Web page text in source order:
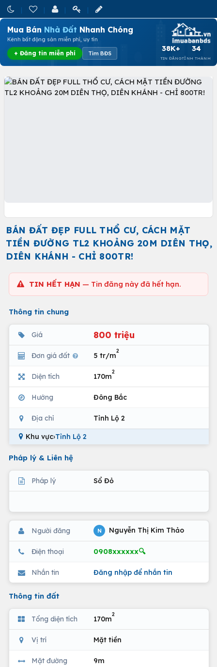
Mua Bán Nhà Đất Nhanh Chóng
Kênh bất động sản miễn phí, uy tín
+ Đăng tin miễn phí Tìm BĐS
38K+
TIN ĐĂNG
34
TỈNH THÀNH
BÁN ĐẤT ĐẸP FULL THỔ CƯ, CÁCH MẶT
TIỀN ĐƯỜNG TL2 KHOẢNG 20M DIÊN THỌ,
DIÊN KHÁNH - CHỈ 800TR!
TIN HẾT HẠN — Tin đăng này đã hết hạn.
Thông tin chung
Giá 800 triệu
Đơn giá đất 5 tr/m
2
Diện tích 170m
2
Hướng Đông Bắc
Địa chỉ Tỉnh Lộ 2
Khu vực›Tỉnh Lộ 2
Pháp lý & Liên hệ
Pháp lý Sổ Đỏ
Người đăng N Nguyễn Thị Kim Thảo
Điện thoại 0908xxxxxx🔍
Nhắn tin Đăng nhập để nhắn tin
Thông tin đất
Tổng diện tích 170m
2
Vị trí Mặt tiền
Mặt đường 9m